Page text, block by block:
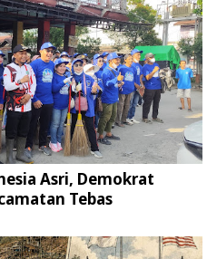
Asri, Demokrat
Tebas